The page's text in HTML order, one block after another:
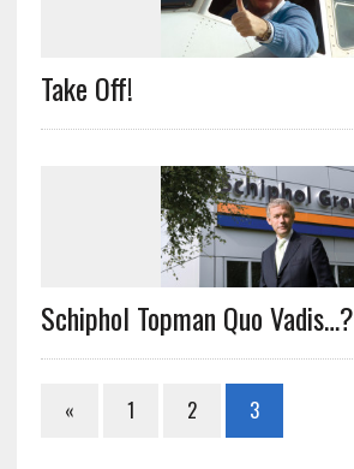
Take Off!
Schiphol Topman Quo Vadis…?
« 1 2 3